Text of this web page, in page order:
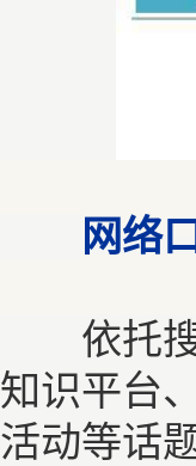
网络
依托搜
知识平台
活动等话